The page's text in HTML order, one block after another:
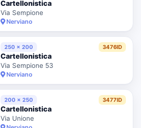
Cartellonistica
Via Sempione
Nerviano
250 x 200 3476ID
Cartellonistica
Via Sempione 53
Nerviano
200 x 250 3477ID
Cartellonistica
Via Unione